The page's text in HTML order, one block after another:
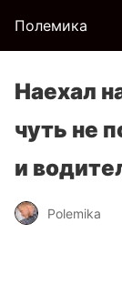
Полемика
Наехал
чуть не
и
Polemika